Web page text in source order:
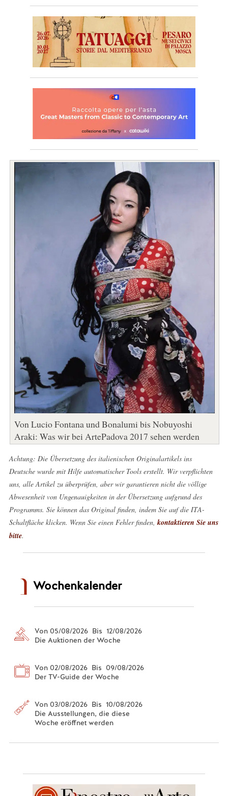
Von Lucio Fontana und Bonalumi bis Nobuyoshi
Araki: Was wir bei ArtePadova 2017 sehen werden
Achtung: Die Übersetzung des italienischen Originalartikels ins
Deutsche wurde mit Hilfe automatischer Tools erstellt. Wir verpflichten
uns, alle Artikel zu überprüfen, aber wir garantieren nicht die völlige
Abwesenheit von Ungenauigkeiten in der Übersetzung aufgrund des
Programms. Sie können das Original finden, indem Sie auf die ITA-
Schaltfläche klicken. Wenn Sie einen Fehler finden, kontaktieren Sie uns
bitte.
Wochenkalender
Von 05/08/2026 Bis 12/08/2026
Die Auktionen der Woche
Von 02/08/2026 Bis 09/08/2026
Der TV-Guide der Woche
Von 03/08/2026 Bis 10/08/2026
Die Ausstellungen, die diese
Woche eröffnet werden